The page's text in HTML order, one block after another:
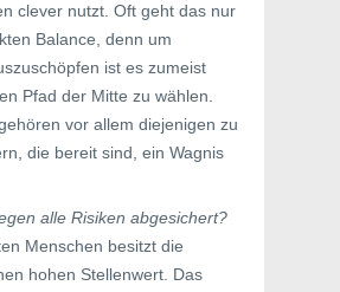
clever nutzt. Oft geht das nur
Balance, denn um
ist es zumeist
Pfad der Mitte zu wählen.
vor allem diejenigen zu
die bereit sind, ein Wagnis
alle Risiken abgesichert?
Menschen besitzt die
hohen Stellenwert. Das